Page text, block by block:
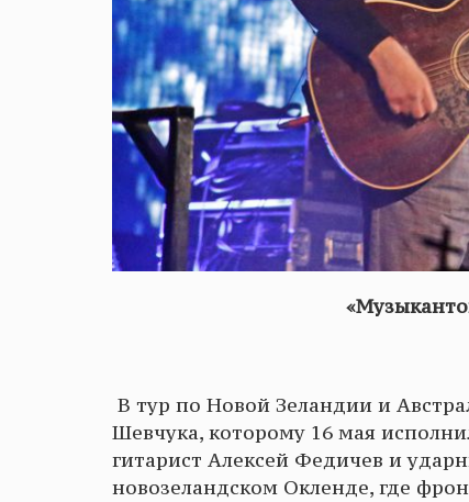
В тур по Новой Зеландии и
Шевчука, которому 16 мая
гитарист Алексей Федичев и
новозеландском Окленде, где